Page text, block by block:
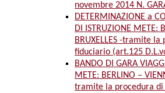
novembre 2014 N.
DETERMINAZIONE a
DI ISTRUZIONE METE:
BRUXELLES -tramite
fiduciario (art.125
BANDO DI GARA
METE: BERLINO –
tramite la procedura